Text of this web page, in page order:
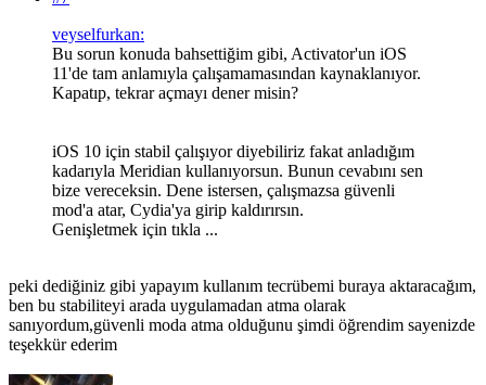
veyselfurkan:
Bu sorun konuda bahsettiğim gibi, Activator'un iOS
11'de tam anlamıyla çalışamamasından kaynaklanıyor.
Kapatıp, tekrar açmayı dener misin?
iOS 10 için stabil çalışıyor diyebiliriz fakat anladığım
kadarıyla Meridian kullanıyorsun. Bunun cevabını sen
bize vereceksin. Dene istersen, çalışmazsa güvenli
mod'a atar, Cydia'ya girip kaldırırsın.
Genişletmek için tıkla ...
peki dediğiniz gibi yapayım kullanım tecrübemi buraya aktaracağım,
ben bu stabiliteyi arada uygulamadan atma olarak
sanıyordum,güvenli moda atma olduğunu şimdi öğrendim sayenizde
teşekkür ederim